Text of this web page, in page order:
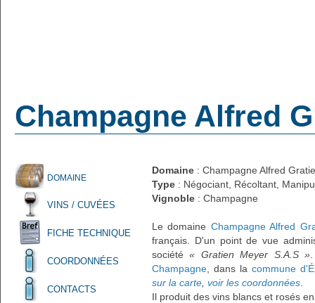
Champagne Alfred
DOMAINE
VINS / CUVÉES
FICHE TECHNIQUE
COORDONNÉES
CONTACTS
Domaine : Champagne Alfred
Type : Négociant, Récoltant,
Vignoble : Champagne
Le domaine Champagne Alfred
français. D'un point de vue
société« Gratien Meyer S.A.S »
Champagne , dans la commune
sur la carte voir les coordonnées
Il produit des vins blancs et rosés